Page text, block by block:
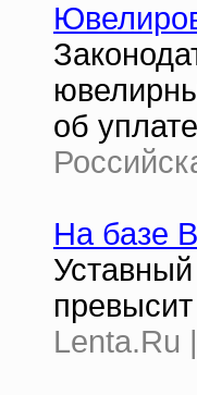
об
На базе
Lenta.Ru